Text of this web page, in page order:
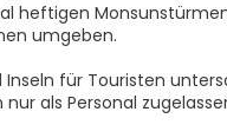
heftigen
umgeben.
für Touristen
als Personal